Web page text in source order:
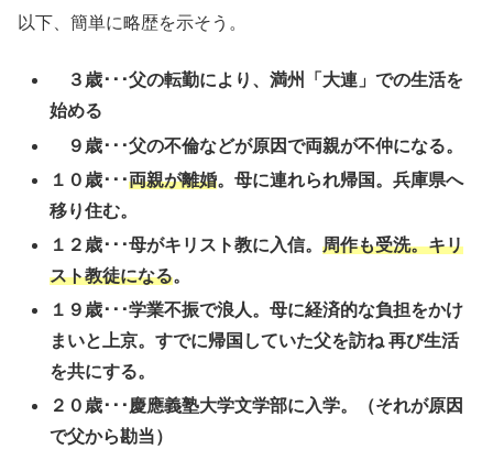
以下、簡単に略歴を示そう。
３歳･･･父の転勤により、満州「大連」での生活を
始める
９歳･･･父の不倫などが原因で両親が不仲になる。
１０歳･･･両親が離婚。母に連れられ帰国。兵庫県へ
移り住む。
１２歳･･･母がキリスト教に入信。周作も受洗。キリ
スト教徒になる。
１９歳･･･学業不振で浪人。母に経済的な負担をかけ
まいと上京。すでに帰国していた父を訪ね 再び生活
を共にする。
２０歳･･･慶應義塾大学文学部に入学。（それが原因
で父から勘当）